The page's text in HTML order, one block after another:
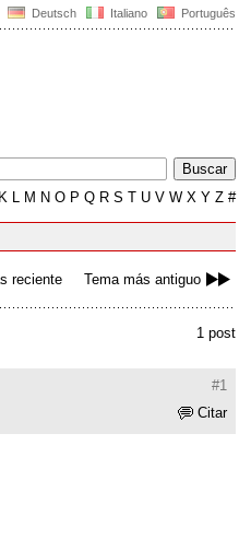
Deutsch Italiano Português
K L M N O P Q R S T U V W X Y Z #
reciente Tema más antiguo
1 post
#1
Citar